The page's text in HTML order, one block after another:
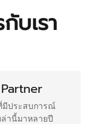
บเรา
มีประสบการณ์
านี้มาหลายปี